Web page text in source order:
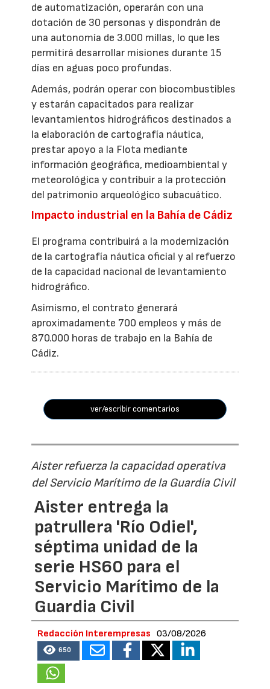
de automatización, operarán con una
dotación de 30 personas y dispondrán de
una autonomía de 3.000 millas, lo que les
permitirá desarrollar misiones durante 15
días en aguas poco profundas.
Además, podrán operar con biocombustibles
y estarán capacitados para realizar
levantamientos hidrográficos destinados a
la elaboración de cartografía náutica,
prestar apoyo a la Flota mediante
información geográfica, medioambiental y
meteorológica y contribuir a la protección
del patrimonio arqueológico subacuático.
Impacto industrial en la Bahía de Cádiz
El programa contribuirá a la modernización
de la cartografía náutica oficial y al refuerzo
de la capacidad nacional de levantamiento
hidrográfico.
Asimismo, el contrato generará
aproximadamente 700 empleos y más de
870.000 horas de trabajo en la Bahía de
Cádiz.
ver/escribir comentarios
Aister refuerza la capacidad operativa
del Servicio Marítimo de la Guardia Civil
Aister entrega la
patrullera 'Río Odiel',
séptima unidad de la
serie HS60 para el
Servicio Marítimo de la
Guardia Civil
Redacción Interempresas 03/08/2026
650